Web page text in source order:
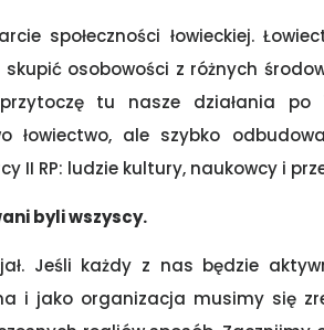
społeczności łowieckiej.
osobowości z różnych
tu nasze działania
łowiectwo, ale szybko
II RP: ludzie kultury, naukowcy i
byli wszyscy.
Jeśli każdy z nas będzie
i jako organizacja musimy się